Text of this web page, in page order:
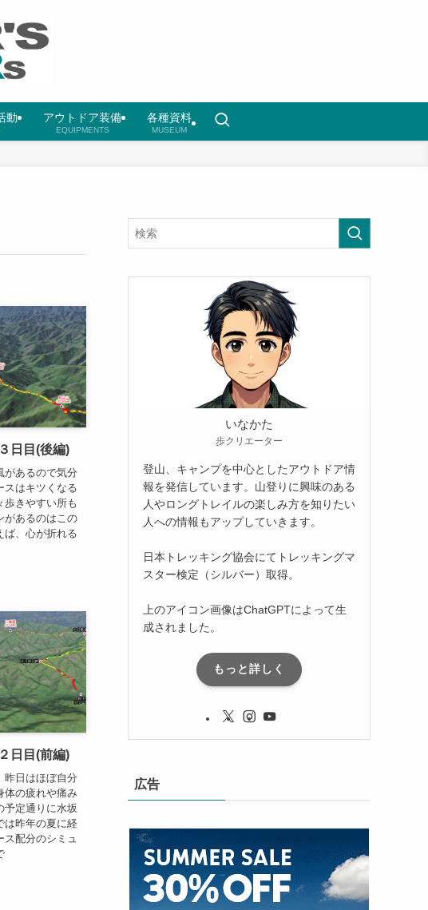
動 アウトドア装備
EQUIPMENTS
各種資料
MUSEUM
日目(後編)
があるので気分
スはキツくなる
歩きやすい所も
があるのはこの
ば、心が折れる
日目(前編)
昨日はほぼ自分
体の疲れや痛み
予定通りに水坂
は昨年の夏に経
配分のシミュ
いなかた
歩クリエーター
登山、キャンプを中心としたアウトドア情
報を発信しています。山登りに興味のある
人やロングトレイルの楽しみ方を知りたい
人への情報もアップしていきます。
日本トレッキング協会にてトレッキングマ
スター検定（シルバー）取得。
上のアイコン画像はChatGPTによって生
成されました。
もっと詳しく
広告